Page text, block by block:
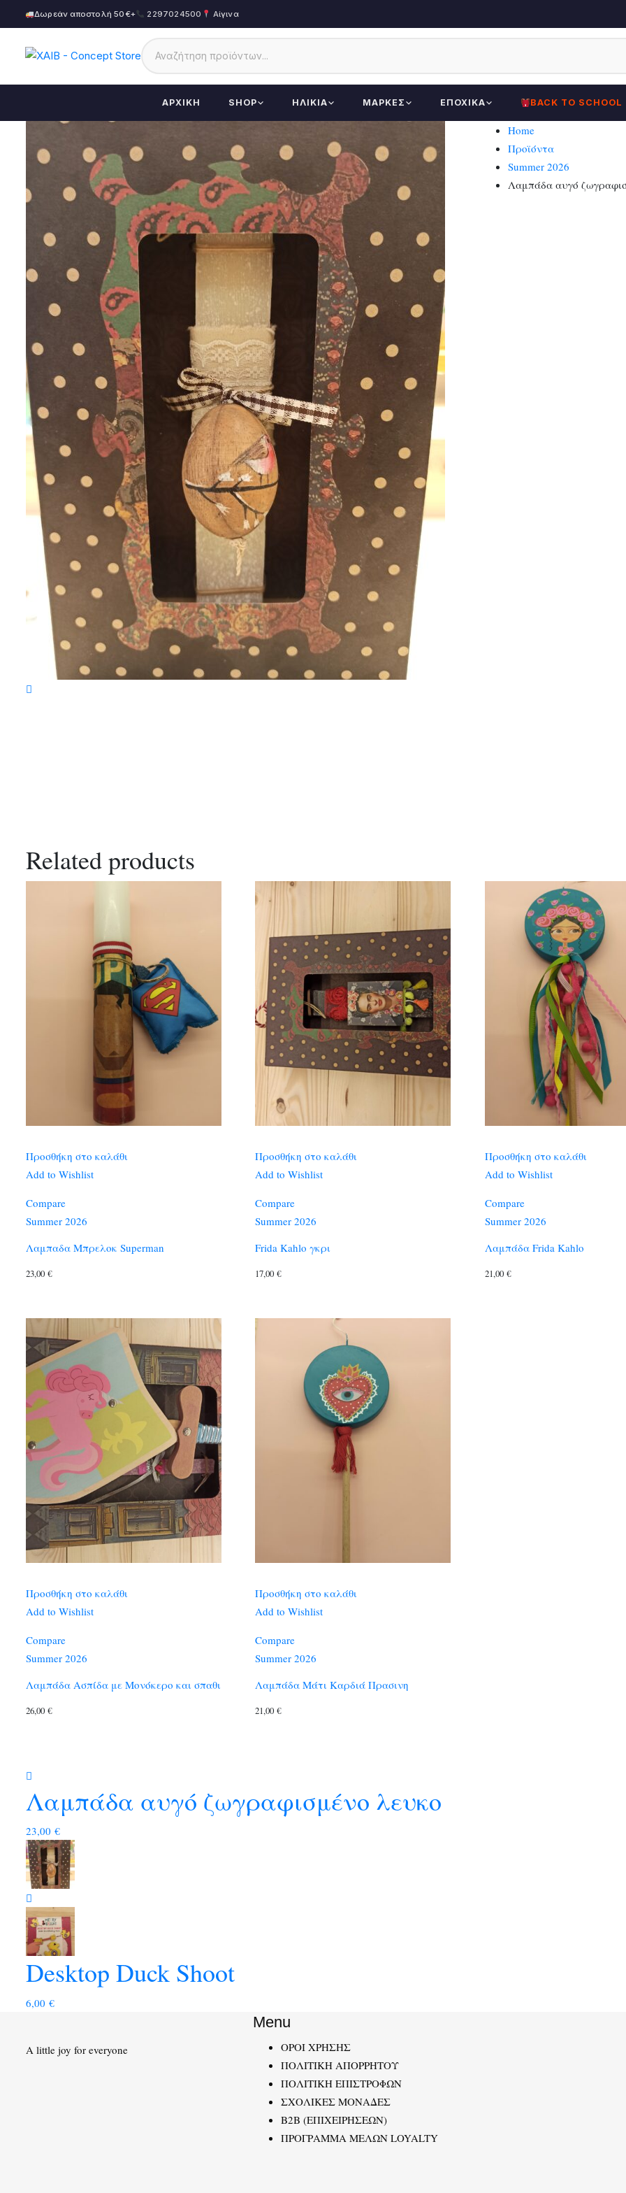
Δωρεάν αποστολή 50€+ 2297024500 Αίγινα
ΑΡΧΙΚΉ SHOP ΗΛΙΚΊΑ ΜΆΡΚΕΣ ΕΠΟΧΙΚΆ BACK TO SCHOOL
Home
Προϊόντα
Summer 2026
Λαμπάδα αυγό
Related products
Προσθήκη στο καλάθι
Add to Wishlist
Compare
Summer 2026
Λαμπαδα Μπρελοκ Superman
23,00 €
Προσθήκη στο καλάθι
Add to Wishlist
Compare
Summer 2026
Frida Kahlo γκρι
17,00€
Προσθήκη στο καλάθι
Add to Wishlist
Compare
Summer 2026
Λαμπάδα Frida Kahlo
21,00 €
Προσθήκη στο καλάθι
Add to Wishlist
Compare
Summer 2026
Λαμπάδα Ασπίδα με Μονόκερο και σπαθι
26,00 €
Προσθήκη στο καλάθι
Add to Wishlist
Compare
Summer 2026
Λαμπάδα Μάτι Καρδιά Πρασινη
21,00€
Λαμπάδα αυγό ζωγραφισμένο λευκο
23,00 €
Desktop Duck Shoot
6,00 €
A little joy for everyone
Menu
ΟΡΟΙ ΧΡΗΣΗΣ
ΠΟΛΙΤΙΚΗ ΑΠΟΡΡΗΤΟΥ
ΠΟΛΙΤΙΚΗ ΕΠΙΣΤΡΟΦΩΝ
ΣΧΟΛΙΚΕΣ ΜΟΝΑΔΕΣ
B2B (ΕΠΙΧΕΙΡΗΣΕΩΝ)
ΠΡΟΓΡΑΜΜΑ ΜΕΛΩΝ LOYALTY